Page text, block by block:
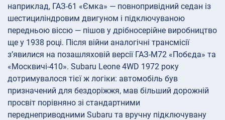
наприклад, ГАЗ-61 «Ємка» — повнопривідний седан із
шестициліндровим двигуном і підключуваною
передньою віссю — пішов у дрібносерійне виробництво
ще у 1938 році. Після війни аналогічні трансмісії
з’явилися на позашляховій версії ГАЗ-М72 «Побєда» та
«Москвичі-410». Subaru Leone 4WD 1972 року
дотримувалося тієї ж логіки: автомобіль був
призначений для бездоріжжя, мав більший дорожній
просвіт порівняно зі стандартними
переднеприводними Subaru та вручну підключувану